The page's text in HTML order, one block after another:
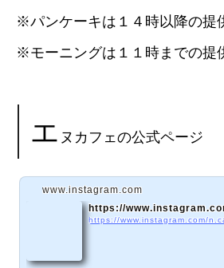
※パンケーキは１４時以降の提
※モーニングは１１時までの提
エ ヌカフェの公式ページ
www.instagram.com
https://
https://www.instagram.com/